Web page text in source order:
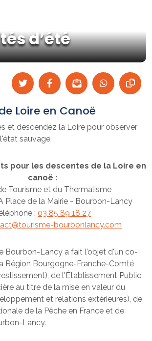
d’été
Loire en Canoë
et descendez la Loire pour observer
sauvage.
pour les descentes de la Loire en
canoë :
Tourisme et du Thermalisme
Place de la Mairie - Bourbon-Lancy
: 03 85 89 18 27
bourbonlancy.com
Bourbon-Lancy a fait l'objet d'un co-
Région Bourgogne-Franche-Comté
de l'Établissement Public
au titre de la mise en valeur du
et relations extérieures), de
de la Pêche en France et de
Lancy.